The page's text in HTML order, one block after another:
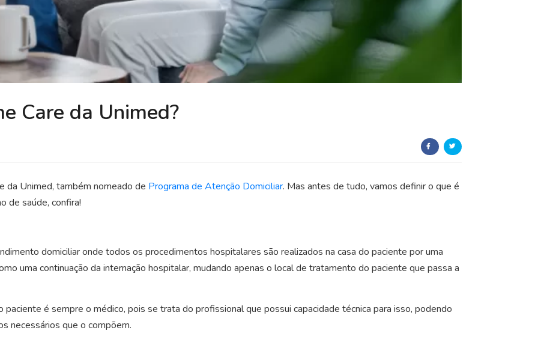
Care da Unimed?
da Unimed, também nomeado de Programa de Atenção Domiciliar. Mas antes de tudo, vamos definir o que é
de saúde, confira!
domiciliar onde todos os procedimentos hospitalares são realizados na casa do paciente por uma
uma continuação da internação hospitalar, mudando apenas o local de tratamento do paciente que passa a
é sempre o médico, pois se trata do profissional que possui capacidade técnica para isso, podendo
necessários que o compõem.